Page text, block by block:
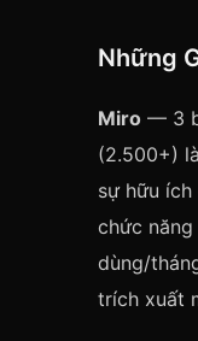
Những
Miro — 3
(2.500+)
sự hữu
chức
dùng/
trích xuất